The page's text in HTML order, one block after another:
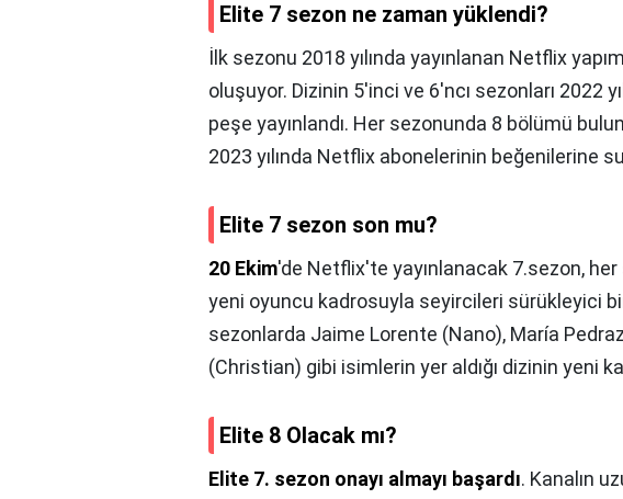
Elite 7 sezon ne zaman yüklendi?
İlk sezonu 2018 yılında yayınlanan Netflix
oluşuyor. Dizinin 5'inci ve 6'ncı sezonları 2022
peşe yayınlandı. Her sezonunda 8 bölümü
2023 yılında Netflix abonelerinin beğenilerine
Elite 7 sezon son mu?
20 Ekim'de Netflix'te yayınlanacak 7.sezon,
yeni oyuncu kadrosuyla seyircileri sürükleyici
sezonlarda Jaime Lorente (Nano), María
(Christian) gibi isimlerin yer aldığı dizinin yeni
Elite 8 Olacak mı?
Elite 7. sezon onayı almayı başardı. Kanalın